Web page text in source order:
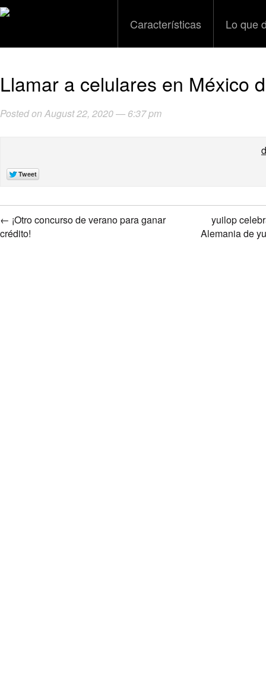
Características Lo que
Llamar a celulares en México
Posted on August 22, 2020 — 6:37 pm
← ¡Otro concurso de verano para ganar
crédito!
yuilop
Alemania de